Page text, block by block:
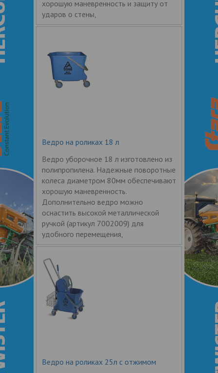
хорошую маневренность и защиту от
ударов о стены,
Ведро на роликах 18 л
Ведро уборочное 18 л изготовлено из
полипропилена. Надежные поворотные
колеса диаметром 80мм обеспечивают
хорошую маневренность.
Дополнительно ведро можно
оснастить высокой металлической
ручкой (артикул 7002009) для
удобного перемещения,
Ведро на роликах 25л с отжимом